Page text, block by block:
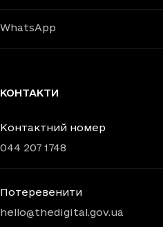
WhatsApp
КОНТАКТИ
Контактний номер
044 207 1748
Потеревенити
hello@thedigital.gov.ua